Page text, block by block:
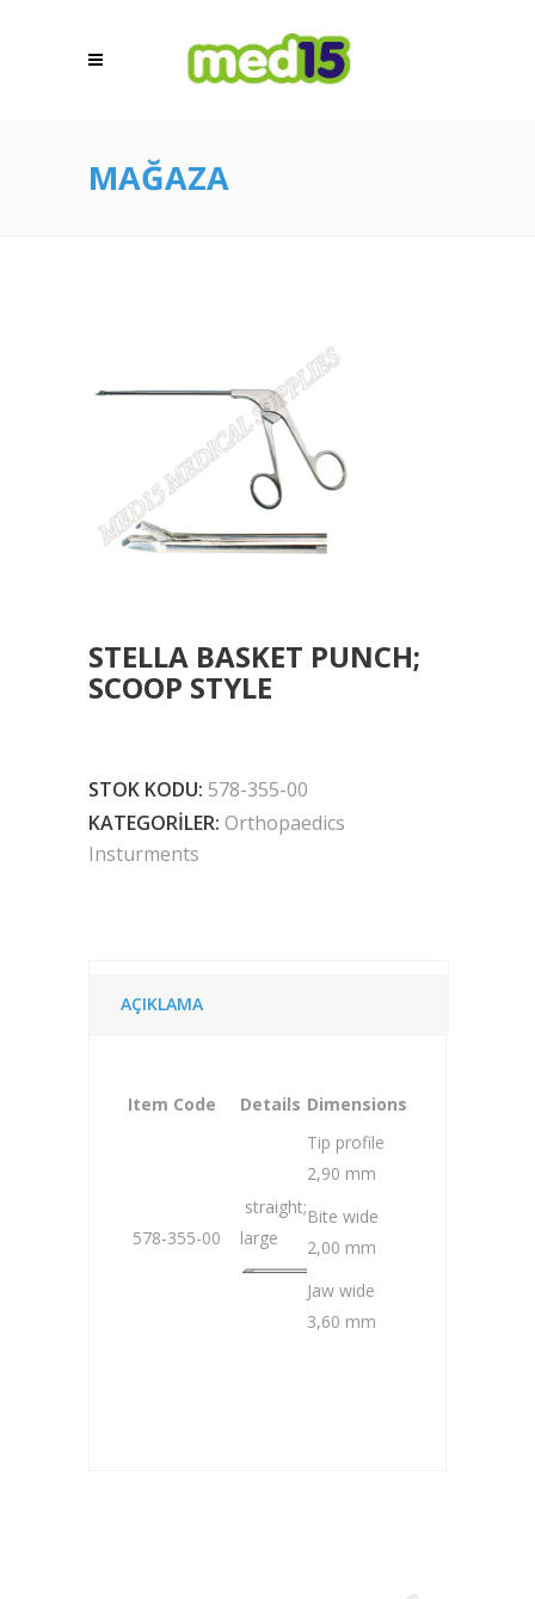
MAĞAZA
STELLA BASKET PUNCH;
SCOOP STYLE
STOK KODU: 578-355-00
KATEGORILER: Orthopaedics
Insturments
AÇIKLAMA
Item Code Details Dimensions
578-355-00
straight;
large
Tip profile
2,90 mm
Bite wide
2,00 mm
Jaw wide
3,60 mm